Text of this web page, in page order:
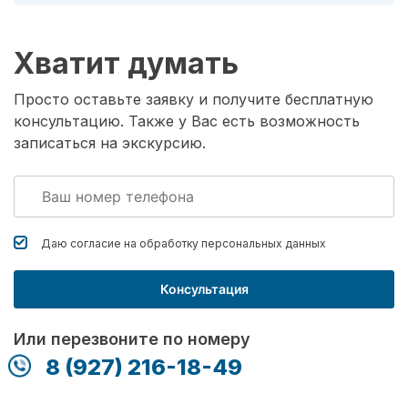
Хватит думать
Просто оставьте заявку и получите бесплатную
консультацию. Также у Вас есть возможность
записаться на экскурсию.
Даю согласие на обработку персональных данных
Консультация
Или перезвоните по номеру
8 (927) 216-18-49